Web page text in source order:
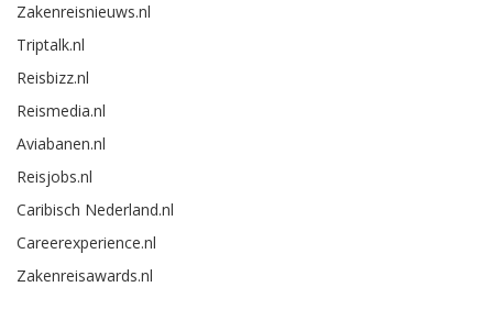
Zakenreisnieuws.nl
Triptalk.nl
Reisbizz.nl
Reismedia.nl
Aviabanen.nl
Reisjobs.nl
Caribisch Nederland.nl
Careerexperience.nl
Zakenreisawards.nl